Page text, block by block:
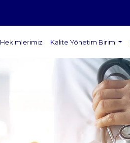
Hekimlerimiz Kalite Yönetim Birimi